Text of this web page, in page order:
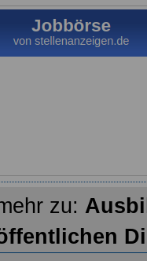
zu: